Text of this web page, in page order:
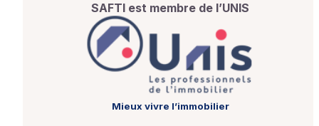
SAFTI est membre de l’UNIS
Mieux vivre l’immobilier